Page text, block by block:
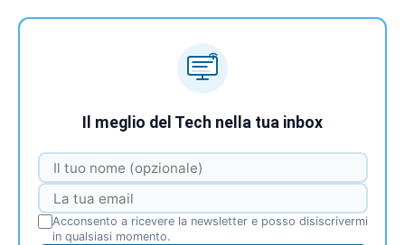
Il meglio del Tech nella tua inbox
Acconsento a ricevere la newsletter e posso disiscrivermi
in qualsiasi momento.